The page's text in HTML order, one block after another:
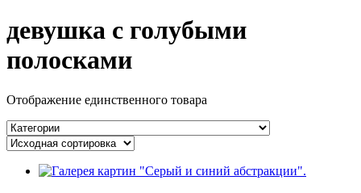
девушка с голубыми
полосками
Отображение единственного товара